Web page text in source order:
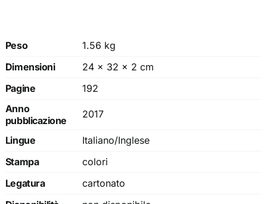
Peso
1.56 kg
Dimensioni
24 × 32 × 2 cm
Pagine
192
Anno
pubblicazione
2017
Lingue
Italiano/Inglese
Stampa
colori
Legatura
cartonato